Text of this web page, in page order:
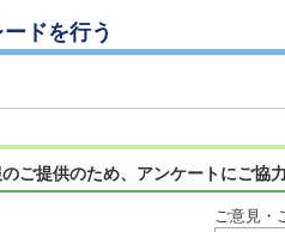
ドを行う
のご提供のため、アンケートにご
ご意見・